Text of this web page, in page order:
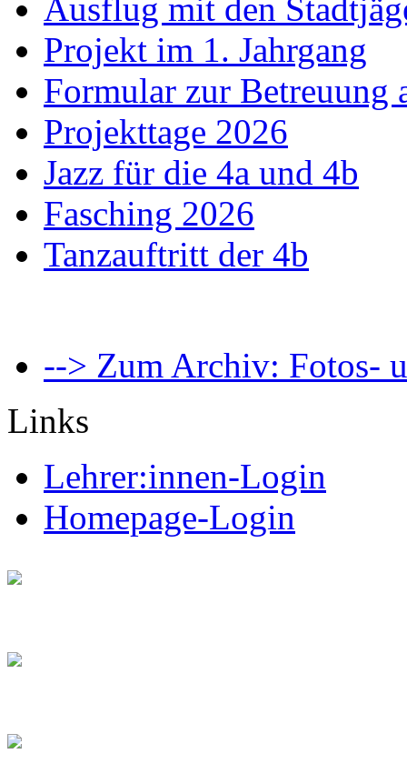
Ausflug mit den
Projekt im 1. Jahrgang
Formular zur Betreuung
Projekttage 2026
Jazz für die 4a und 4b
Fasching 2026
Tanzauftritt der 4b
--> Zum Archiv: Fotos-
Links
Lehrer:innen-Login
Homepage-Login